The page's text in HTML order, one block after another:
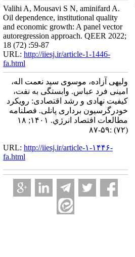
Valihi A, Mousavi S N, aminifard A.
Oil dependence, institutional quality
and economic growth: A panel vector
autoregression approach. QEER 2022;
18 (72) :59-87
URL: http://iiesj.ir/article-1-1446-
fa.html
ولیهی آزاده، موسوی سید نعمت اله،
امینی فرد عباس. وابستگی به نفت،
کیفیت نهادی و رشد اقتصادی: رویکرد
خودرگرسیون برداری پانلی. فصلنامه
مطالعات اقتصاد انرژي. ۱۴۰۱; ۱۸
(۷۲) :۵۹-۸۷
URL: http://iiesj.ir/article-۱-۱۴۴۶-
fa.html